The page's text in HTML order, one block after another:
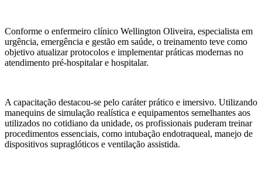
Conforme o enfermeiro clínico Wellington Oliveira, especialista em
urgência, emergência e gestão em saúde, o treinamento teve como
objetivo atualizar protocolos e implementar práticas modernas no
atendimento pré-hospitalar e hospitalar.
A capacitação destacou-se pelo caráter prático e imersivo. Utilizando
manequins de simulação realística e equipamentos semelhantes aos
utilizados no cotidiano da unidade, os profissionais puderam treinar
procedimentos essenciais, como intubação endotraqueal, manejo de
dispositivos supraglóticos e ventilação assistida.